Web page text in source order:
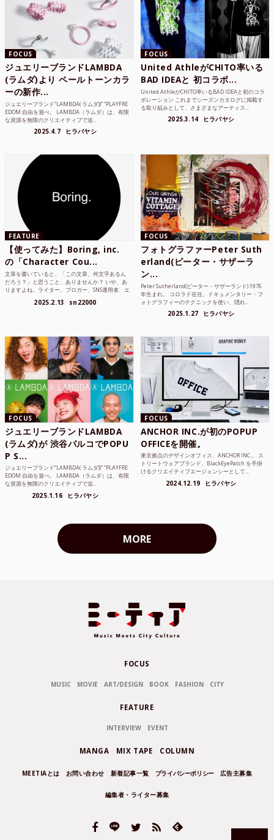
FOCUS
ジュエリーブランドLAMBDA
(ラムダ)より ペールトーンカラ
ーの新作...
ジュエリーブランド“LAMBDA( ラムダ))” “PLAYFRE
EDOM 自由を遊べ。 LAMBDA（ラムダ）は、有限
な資源を無限のクリエイティブで追...
2025.4.7 ヒラバヤシ
FOCUS
United AthleがCHITO率いる
BAD IDEAと 初コラボ...
United AthleがCHITO率いるBAD IDEAと初のコラ
ボレーション これまでシーズンカタログに掲載す
る取り組みとして、さまざまなアーティス...
2025.3.14 ヒラバヤシ
FEATURE
【使ってみた】Boring, inc.
の「Character Cou...
文章を書いていると、「この文章、何文字あるん
だろう？」と思うこと、ありませんか？ いや、あ
りますよね。ライター、ブロガー、SNS運用者、エ
2025.2.13 sn22000
FOCUS
フォトグラファーPeter Suth
erland(ピーター・サザーラ
ン...
Peter Sutherland(ピーター・サザーランド) 1976
年生まれ。 コロラド在住。ドキュメンタリー・フ
ォトグラフィーのテクニックを使い、隠れ...
2025.1.27 ヒラバヤシ
FOCUS
ジュエリーブランドLAMBDA
(ラムダ)が 渋谷パルコでPOPU
P S...
ジュエリーブランド“LAMBDA( ラムダ))” “PLAYFRE
EDOM 自由を遊べ。 LAMBDA（ラムダ）は、有限
な資源を無限のクリエイティブで追...
2025.1.16 ヒラバヤシ
FOCUS
ANCHOR INC.が初のPOPUP
OFFICEを開催。
東京拠点のデザインオフィス、ANCHOR INC.。 ス
トリートウェアブランド、BlackEyePatch を手掛
けるクリエイティブエージェンシーとして...
2024.12.19 ヒラバヤシ
MORE
FOCUS
MUSIC MOVIE ART/DESIGN BOOK FASHION CITY
FEATURE
INTERVIEW EVENT
MANGA MIX TAPE COLUMN
MEETIAとは お問い合わせ 新着記事一覧 プライバシーポリシー 広告主募集
編集者・ライター募集